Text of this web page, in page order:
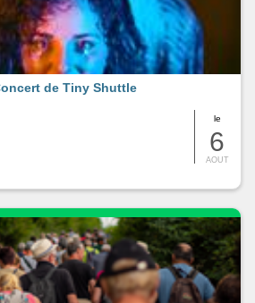
le
6
AOUT
de Tiny Shuttle